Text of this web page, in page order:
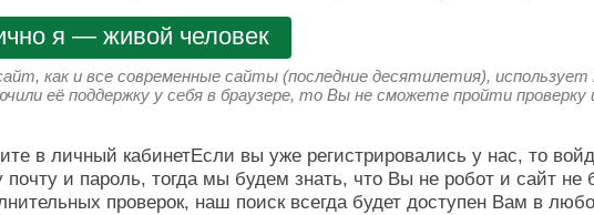
я — живой человек
как и все современные сайты (последние десятилетия),
её поддержку у себя в браузере, то Вы не сможете пройти
в личный кабинетЕсли вы уже регистрировались у нас, то
почту и пароль, тогда мы будем знать, что Вы не робот и сайт не
проверок, наш поиск всегда будет доступен Вам в